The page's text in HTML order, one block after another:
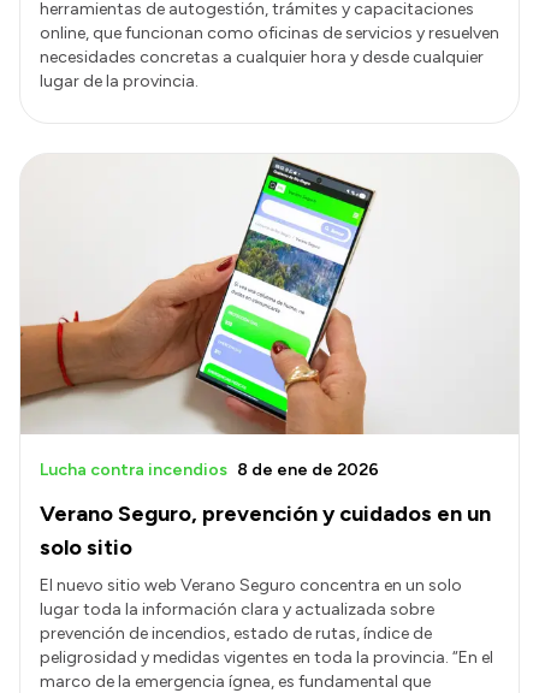
herramientas de autogestión, trámites y capacitaciones
online, que funcionan como oficinas de servicios y resuelven
necesidades concretas a cualquier hora y desde cualquier
lugar de la provincia.
Verano Seguro, prevención y cuidados en un
solo sitio
Lucha contra incendios 8 de ene de 2026
El nuevo sitio web Verano Seguro concentra en un solo
lugar toda la información clara y actualizada sobre
prevención de incendios, estado de rutas, índice de
peligrosidad y medidas vigentes en toda la provincia. “En el
marco de la emergencia ígnea, es fundamental que